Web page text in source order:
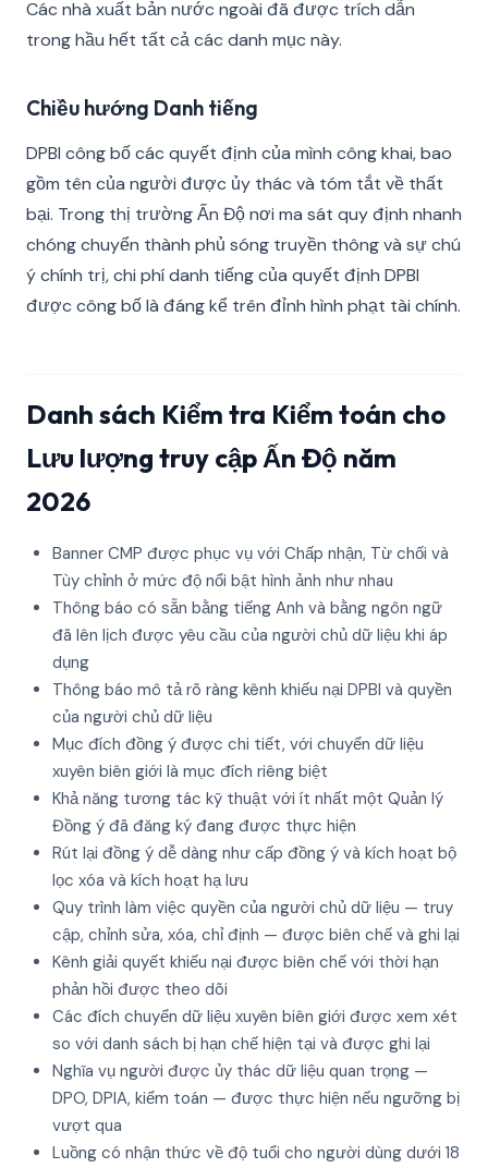
Các nhà xuất bản nước ngoài đã được trích dẫn
trong hầu hết tất cả các danh mục này.
Chiều hướng Danh tiếng
DPBI công bố các quyết định của mình công khai, bao
gồm tên của người được ủy thác và tóm tắt về thất
bại. Trong thị trường Ấn Độ nơi ma sát quy định nhanh
chóng chuyển thành phủ sóng truyền thông và sự chú
ý chính trị, chi phí danh tiếng của quyết định DPBI
được công bố là đáng kể trên đỉnh hình phạt tài chính.
Danh sách Kiểm tra Kiểm toán cho
Lưu lượng truy cập Ấn Độ năm
2026
Banner CMP được phục vụ với Chấp nhận, Từ chối và
Tùy chỉnh ở mức độ nổi bật hình ảnh như nhau
Thông báo có sẵn bằng tiếng Anh và bằng ngôn ngữ
đã lên lịch được yêu cầu của người chủ dữ liệu khi áp
dụng
Thông báo mô tả rõ ràng kênh khiếu nại DPBI và quyền
của người chủ dữ liệu
Mục đích đồng ý được chi tiết, với chuyển dữ liệu
xuyên biên giới là mục đích riêng biệt
Khả năng tương tác kỹ thuật với ít nhất một Quản lý
Đồng ý đã đăng ký đang được thực hiện
Rút lại đồng ý dễ dàng như cấp đồng ý và kích hoạt bộ
lọc xóa và kích hoạt hạ lưu
Quy trình làm việc quyền của người chủ dữ liệu — truy
cập, chỉnh sửa, xóa, chỉ định — được biên chế và ghi lại
Kênh giải quyết khiếu nại được biên chế với thời hạn
phản hồi được theo dõi
Các đích chuyển dữ liệu xuyên biên giới được xem xét
so với danh sách bị hạn chế hiện tại và được ghi lại
Nghĩa vụ người được ủy thác dữ liệu quan trọng —
DPO, DPIA, kiểm toán — được thực hiện nếu ngưỡng bị
vượt qua
Luồng có nhận thức về độ tuổi cho người dùng dưới 18